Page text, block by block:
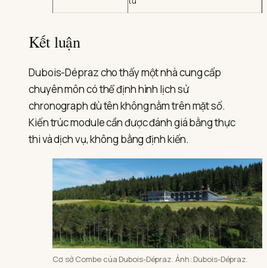
Kết luận
Dubois-Dépraz cho thấy một nhà cung cấp
chuyên môn có thể định hình lịch sử
chronograph dù tên không nằm trên mặt số.
Kiến trúc module cần được đánh giá bằng thực
thi và dịch vụ, không bằng định kiến.
Cơ sở Combe của Dubois-Dépraz. Ảnh: Dubois-Dépraz.